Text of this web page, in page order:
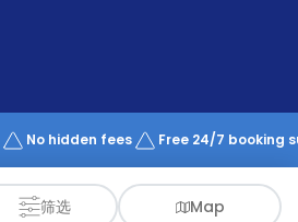
No hidden fees Free 24/7 booking
筛选 Map